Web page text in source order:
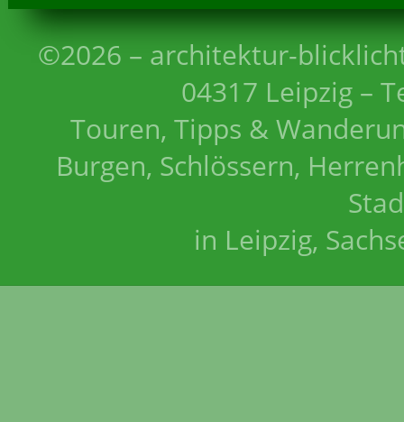
©2026 – architektur-
04317 Leipzig –
Touren, Tipps &
Burgen, Schlössern,
in Leipzig,